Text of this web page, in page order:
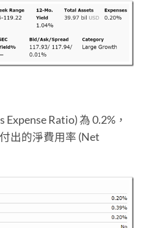
Ratio) 為 0.2%，
出的淨費用率 (Net